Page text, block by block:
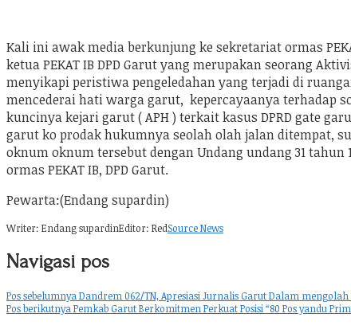
Kali ini awak media berkunjung ke sekretariat ormas
ketua PEKAT IB DPD Garut yang merupakan seorang
menyikapi peristiwa pengeledahan yang terjadi di
mencederai hati warga garut, kepercayaanya terhadap
kuncinya kejari garut ( APH ) terkait kasus DPRD gate
garut ko prodak hukumnya seolah olah jalan ditempat,
oknum oknum tersebut dengan Undang undang 31 tahun
ormas PEKAT IB, DPD Garut.
Pewarta:(Endang supardin)
Writer: Endang supardinEditor: RedSource News
Navigasi pos
Pos sebelumnya Dandrem 062/TN, Apresiasi Jurnalis Garut Dalam
Pos berikutnya Pemkab Garut Berkomitmen Perkuat Posisi “80 Pos yandu